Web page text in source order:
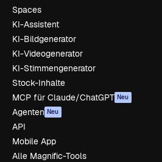
Spaces
KI-Assistent
KI-Bildgenerator
KI-Videogenerator
KI-Stimmengenerator
Stock-Inhalte
MCP für Claude/ChatGPT Neu
Agenten Neu
API
Mobile App
Alle Magnific-Tools